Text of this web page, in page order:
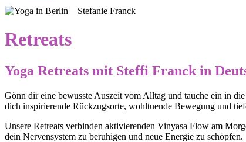
Retreats
Yoga Retreats mit Steffi Franck in
Gönn dir eine bewusste Auszeit vom Alltag und tauche ein in
dich inspirierende Rückzugsorte, wohltuende Bewegung und
Unsere Retreats verbinden aktivierenden Vinyasa Flow am
dein Nervensystem zu beruhigen und neue Energie zu schöpfen.